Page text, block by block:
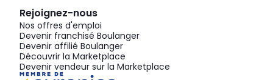
Rejoignez-nous
Nos offres d'emploi
Devenir franchisé Boulanger
Devenir affilié Boulanger
Découvrir la Marketplace
Devenir vendeur sur la Marketplace